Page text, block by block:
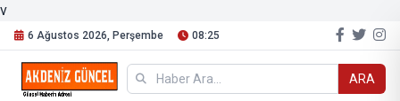
v
6 Ağustos 2026, Perşembe 08:25
ARA